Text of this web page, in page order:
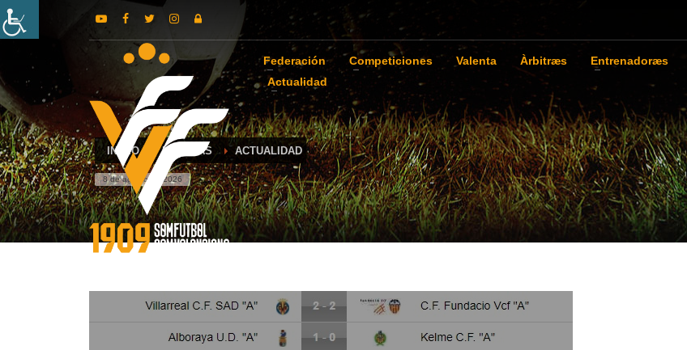
Federación Competiciones Valenta Àrbitræs Entrenadoræs
Actualidad
INICIO NOTICIAS ACTUALIDAD
8 de agosto de 2026